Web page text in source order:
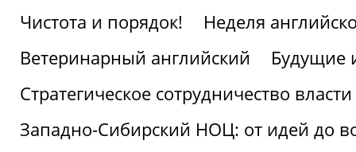
Чистота и порядок!
Неделя
Ветеринарный английский
Будущие
Стратегическое сотрудничество
Западно-Сибирский НОЦ: от идей до